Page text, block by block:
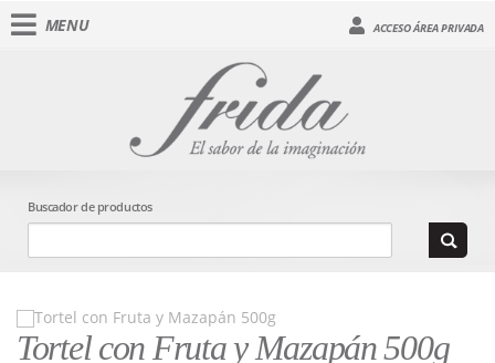
MENU ACCESO ÁREA PRIVADA
Buscador de productos
Tortel con Fruta y Mazapán 500g